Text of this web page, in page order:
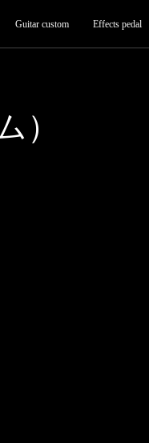
Guitar custom Effects pedal
）